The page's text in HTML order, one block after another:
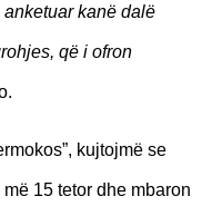
kanë dalë
që i ofron
kujtojmë se
15 tetor dhe mbaron